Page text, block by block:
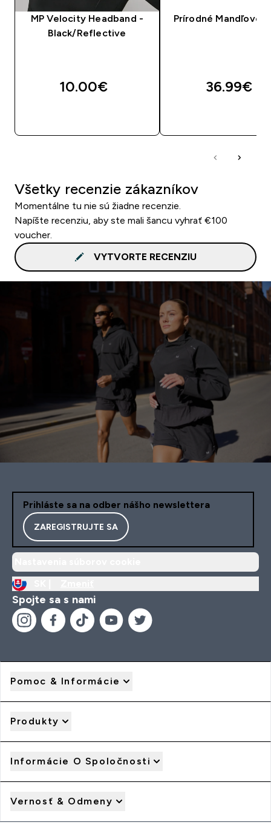
MP Velocity Headband -
Black/Reflective
10.00€‎
Prírodné Mandľové
36.99€‎
Všetky recenzie zákazníkov
Momentálne tu nie sú žiadne recenzie.
Napíšte recenziu, aby ste mali šancu vyhrať €100
voucher.
VYTVORTE RECENZIU
Prihláste sa na odber nášho newslettera
ZAREGISTRUJTE SA
Spojte sa s nami
Pomoc & Informácie
Produkty
Informácie O Spoločnosti
Vernosť & Odmeny